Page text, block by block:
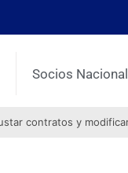
Socios
contratos y